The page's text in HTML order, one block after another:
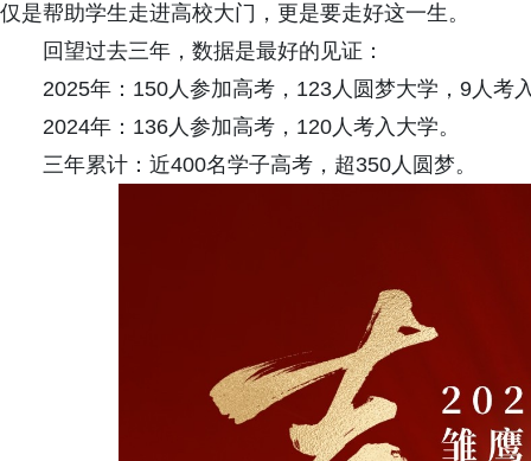
仅是帮助学生走进高校大门，更是要走好这一生。
回望过去三年，数据是最好的见证：
2025年：150人参加高考，123人圆梦大学，9人考
2024年：136人参加高考，120人考入大学。
三年累计：近400名学子高考，超350人圆梦。